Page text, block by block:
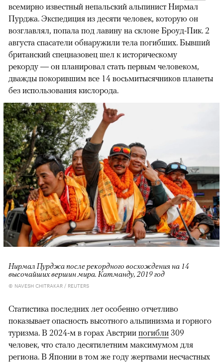
всемирно известный непальский альпинист Нирмал
Пурджа. Экспедиция из десяти человек, которую он
возглавлял, попала под лавину на склоне Броуд-Пик. 2
августа спасатели обнаружили тела погибших. Бывший
британский спецназовец шел к историческому
рекорду — он планировал стать первым человеком,
дважды покорившим все 14 восьмитысячников планеты
без использования кислорода.
Нирмал Пурджа после рекордного восхождения на 14
высочайших вершин мира. Катманду, 2019 год
© NAVESH CHITRAKAR / REUTERS
Статистика последних лет особенно отчетливо
показывает опасность высотного альпинизма и горного
туризма. В 2024-м в горах Австрии погибли 309
человек, что стало десятилетним максимумом для
региона. В Японии в том же году жертвами несчастных